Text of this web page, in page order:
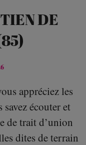
DE
appréciez les
écouter et
de trait d’union
dites de terrain